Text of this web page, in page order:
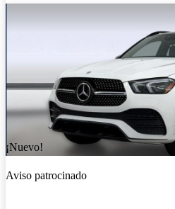
¡Nuevo!
Aviso patrocinado